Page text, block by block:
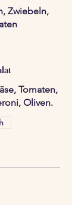
Zwiebeln,
Tomaten,
Oliven.